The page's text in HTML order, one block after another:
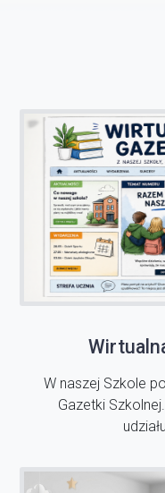
W naszej Szkole
Gazetki